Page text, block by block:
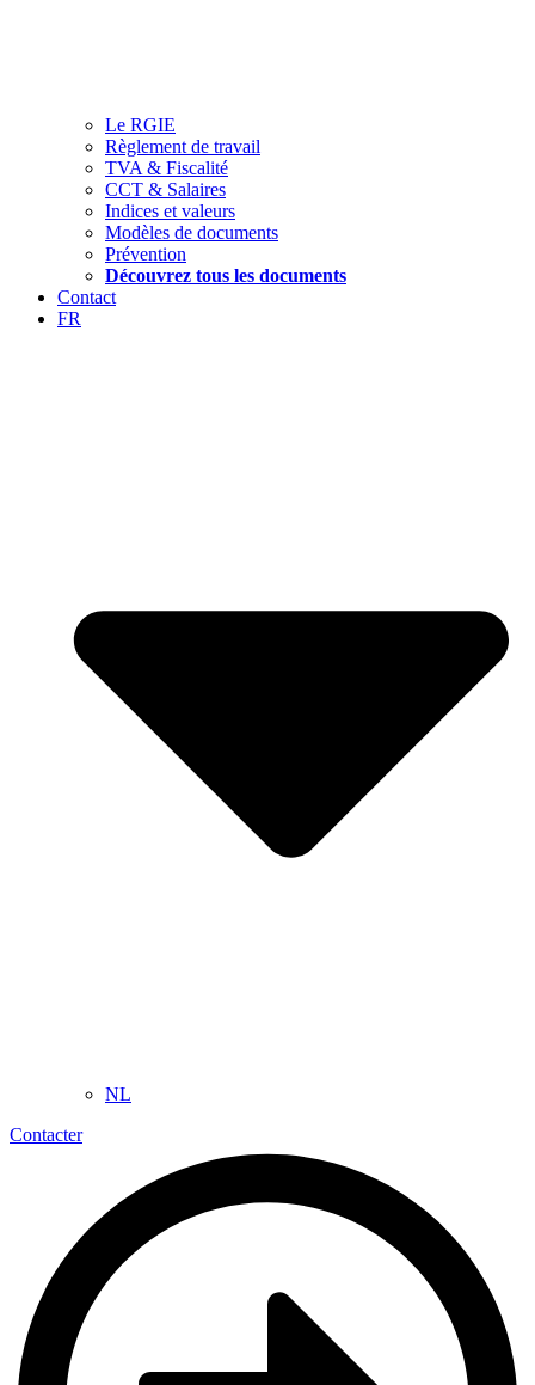
Le RGIE
Règlement de travail
TVA & Fiscalité
CCT & Salaires
Indices et valeurs
Modèles de documents
Prévention
Découvrez tous les documents
Contact
FR
NL
Contacter